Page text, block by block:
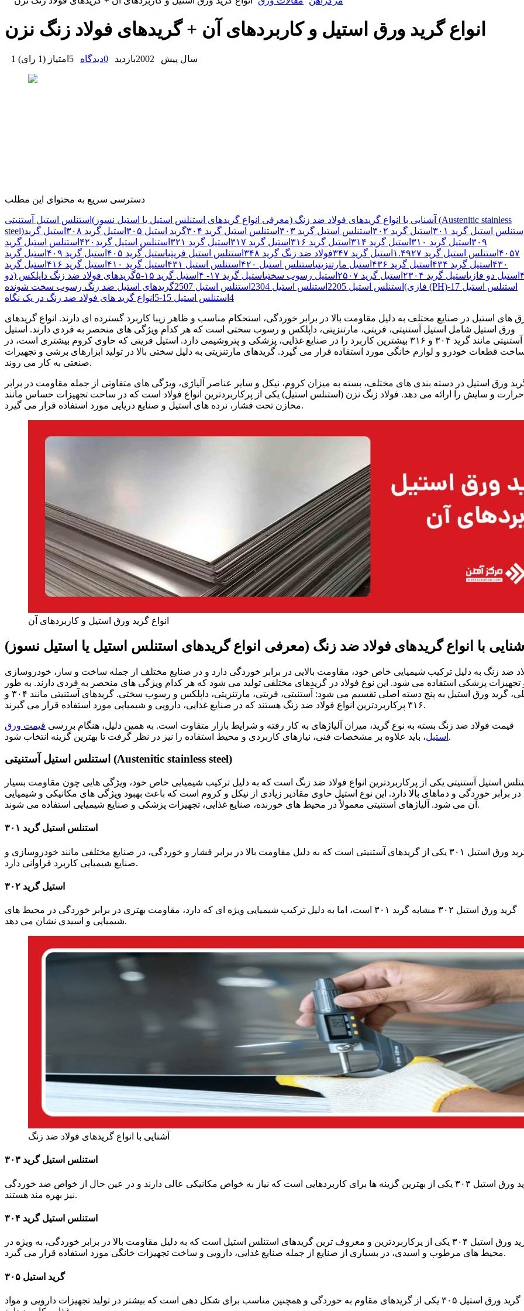
انواع گرید ورق استیل و کاربردهای آن + گریدهای فولاد زنگ نزن
1 سال پیش 2002بازدید 0دیدگاه 5 امتیاز (1 رای )
دسترسی سریع به محتوای این مطلب
آشنایی با انواع گریدهای فولاد ضد زنگ (معرفی انواع گریدهای استنلس استیل یا استیل نسوز) استنلس استیل آستنیتی (Austenitic stainless
steel)
استیل گرید ۳۰۱ استیل گرید ۳۰۲ استنلس استیل گرید ۳۰۳ استنلس استیل گرید ۳۰۴ گرید استیل ۳۰۵ استیل گرید ۳۰۸
استیل گرید
۳۰۹ استیل گرید ۳۱۰ استیل گرید ۳۱۴ استیل گرید ۳۱۶ استیل گرید ۳۱۷ استیل گرید ۳۲۱ استنلس استیل گرید۴۲۰
استنلس استیل گرید
۴۰۵۷ استنلس استیل گرید ۱.۴۹۲۷ استیل گرید ۳۴۷ فولاد ضد زنگ گرید ۳۴۸ استنلس استیل فریتیاستیل گرید ۴۰۵ استیل گرید ۴۰۹
استیل گرید
۴۳۰ استیل گرید ۴۳۴ استیل گرید ۴۳۶ استیل مارتنزیتیاستنلس استیل ۴۲۰ استنلس استیل ۴۳۱ استیل گرید ۴۱۰ استیل گرید ۴۱۶
استیل گرید
استیل دو فازیاستیل گرید ۲۳۰۴ استیل گرید ۲۵۰۷ استیل رسوب سختیاستیل گرید ۱۷- ۴ استیل گرید ۱۵-۵
گریدهای فولاد ضد زنگ داپلکس (دو
فازی) استنلس استیل 2205 استنلس استیل 2304 استنلس استیل 2507 گریدهای استیل ضد زنگ رسوب سخت شونده (PH)استنلس استیل 17-
4 استنلس استیل 15-5 انواع گرید های فولاد ضد زنگ در یک نگاه
های استیل در صنایع مختلف به دلیل مقاومت بالا در برابر خوردگی، استحکام مناسب و ظاهر زیبا کاربرد گسترده ای دارند. انواع گریدهای
ورق استیل شامل استیل آستنیتی، فریتی، مارتنزیتی، داپلکس و رسوب سختی است که هر کدام ویژگی های منحصر به فردی دارند. استیل
آستنیتی مانند گرید ۳۰۴ و ۳۱۶ بیشترین کاربرد را در صنایع غذایی، پزشکی و پتروشیمی دارد. استیل فریتی که حاوی کروم بیشتری است، در
قطعات خودرو و لوازم خانگی مورد استفاده قرار می گیرد. گریدهای مارتنزیتی به دلیل سختی بالا در تولید ابزارهای برشی و تجهیزات
صنعتی به کار می روند.
ورق استیل در دسته بندی های مختلف، بسته به میزان کروم، نیکل و سایر عناصر آلیاژی، ویژگی های متفاوتی از جمله مقاومت در برابر
حرارت و سایش را ارائه می دهد. فولاد زنگ نزن (استنلس استیل) یکی از پرکاربردترین انواع فولاد است که در ساخت تجهیزات حساس مانند
مخازن تحت فشار، نرده های استیل و صنایع دریایی مورد استفاده قرار می گیرد.
انواع گرید ورق استیل و کاربردهای آن
با انواع گریدهای فولاد ضد زنگ (معرفی انواع گریدهای استنلس استیل یا استیل نسوز)
ضد زنگ به دلیل ترکیب شیمیایی خاص خود، مقاومت بالایی در برابر خوردگی دارد و در صنایع مختلف از جمله ساخت و ساز، خودروسازی
تجهیزات پزشکی استفاده می شود. این نوع فولاد در گریدهای مختلفی تولید می شود که هر کدام ویژگی های منحصر به فردی دارند. به طور
کلی، گرید ورق استیل به پنج دسته اصلی تقسیم می شود: آستنیتی، فریتی، مارتنزیتی، داپلکس و رسوب سختی. گریدهای آستنیتی مانند ۳۰۴ و
۳۱۶ پرکاربردترین انواع فولاد ضد زنگ هستند که در صنایع غذایی، دارویی و شیمیایی مورد استفاده قرار می گیرند.
قیمت فولاد ضد زنگ بسته به نوع گرید، میزان آلیاژهای به کار رفته و شرایط بازار متفاوت است. به همین دلیل، هنگام بررسی قیمت ورق
استیل ، باید علاوه بر مشخصات فنی، نیازهای کاربردی و محیط استفاده را نیز در نظر گرفت تا بهترین گزینه انتخاب شود.
استنلس استیل آستنیتی (Austenitic stainless steel)
استیل آستنیتی یکی از پرکاربردترین انواع فولاد ضد زنگ است که به دلیل ترکیب شیمیایی خاص خود، ویژگی هایی چون مقاومت بسیار
در برابر خوردگی و دماهای بالا دارد. این نوع استیل حاوی مقادیر زیادی از نیکل و کروم است که باعث بهبود ویژگی های مکانیکی و شیمیایی
آن می شود. آلیاژهای آستنیتی معمولاً در محیط های خورنده، صنایع غذایی، تجهیزات پزشکی و صنایع شیمیایی استفاده می شوند.
استنلس استیل گرید ۳۰۱
گرید ورق استیل ۳۰۱ یکی از گریدهای آستنیتی است که به دلیل مقاومت بالا در برابر فشار و خوردگی، در صنایع مختلفی مانند خودروسازی و
صنایع شیمیایی کاربرد فراوانی دارد.
استیل گرید ۳۰۲
گرید ورق استیل ۳۰۲ مشابه گرید ۳۰۱ است، اما به دلیل ترکیب شیمیایی ویژه ای که دارد، مقاومت بهتری در برابر خوردگی در محیط های
شیمیایی و اسیدی نشان می دهد.
آشنایی با انواع گریدهای فولاد ضد زنگ
استنلس استیل گرید ۳۰۳
گرید ورق استیل ۳۰۳ یکی از بهترین گزینه ها برای کاربردهایی است که نیاز به خواص مکانیکی عالی دارند و در عین حال از خواص ضد خوردگی
نیز بهره مند هستند.
استنلس استیل گرید ۳۰۴
گرید ورق استیل ۳۰۴ یکی از پرکاربردترین و معروف ترین گریدهای استنلس استیل است که به دلیل مقاومت بالا در برابر خوردگی، به ویژه در
محیط های مرطوب و اسیدی، در بسیاری از صنایع از جمله صنایع غذایی، دارویی و ساخت تجهیزات خانگی مورد استفاده قرار می گیرد.
گرید استیل ۳۰۵
گرید ورق استیل ۳۰۵ یکی از گریدهای مقاوم به خوردگی و همچنین مناسب برای شکل دهی است که بیشتر در تولید تجهیزات دارویی و مواد